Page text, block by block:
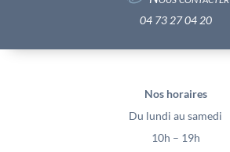
04 73 27 04 20
Nos horaires
Du lundi au samedi
10h – 19h